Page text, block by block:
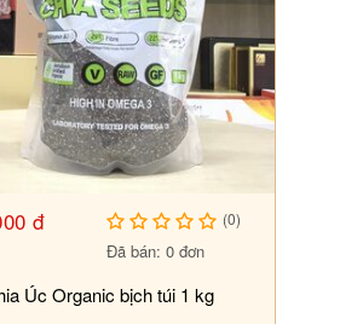
đ (0)
Đã bán: 0 đơn
Úc Organic bịch túi 1 kg